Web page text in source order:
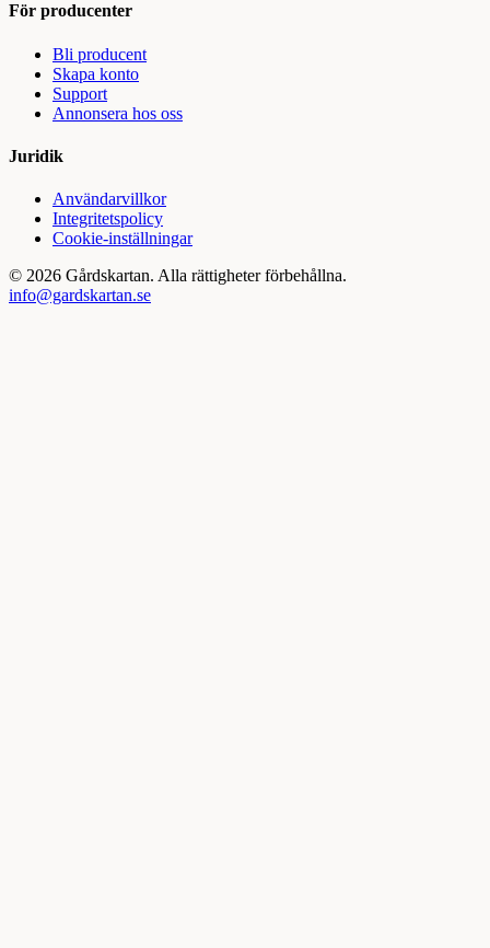
För producenter
Bli producent
Skapa konto
Support
Annonsera hos oss
Juridik
Användarvillkor
Integritetspolicy
Cookie-inställningar
© 2026 Gårdskartan. Alla rättigheter förbehållna.
info@gardskartan.se